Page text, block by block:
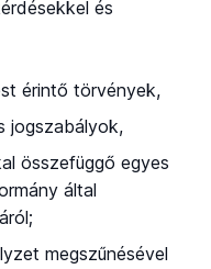
és
érintő törvények,
jogszabályok,
összefüggő egyes
által
megszűnésével